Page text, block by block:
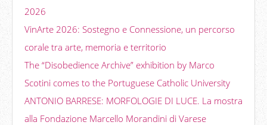
2026
VinArte 2026: Sostegno e Connessione, un percorso
corale tra arte, memoria e territorio
The “Disobedience Archive” exhibition by Marco
Scotini comes to the Portuguese Catholic University
ANTONIO BARRESE: MORFOLOGIE DI LUCE. La mostra
alla Fondazione Marcello Morandini di Varese